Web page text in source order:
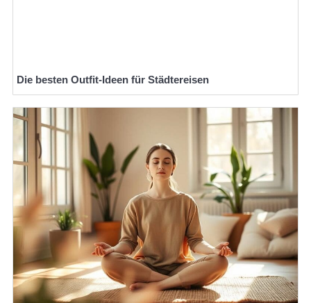
Die besten Outfit-Ideen für Städtereisen